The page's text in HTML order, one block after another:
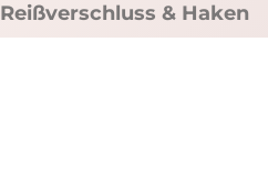
Reißverschluss & Haken